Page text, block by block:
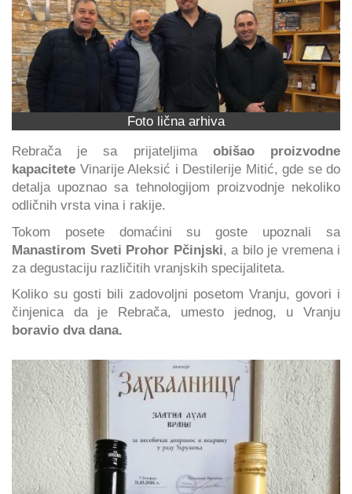
Foto lična arhiva
Rebrača je sa prijateljima obišao proizvodne
kapacitete Vinarije Aleksić i Destilerije Mitić, gde se do
detalja upoznao sa tehnologijom proizvodnje nekoliko
odličnih vrsta vina i rakije.
Tokom posete domaćini su goste upoznali sa
Manastirom Sveti Prohor Pčinjski, a bilo je vremena i
za degustaciju različitih vranjskih specijaliteta.
Koliko su gosti bili zadovoljni posetom Vranju, govori i
činjenica da je Rebrača, umesto jednog, u Vranju
boravio dva dana.